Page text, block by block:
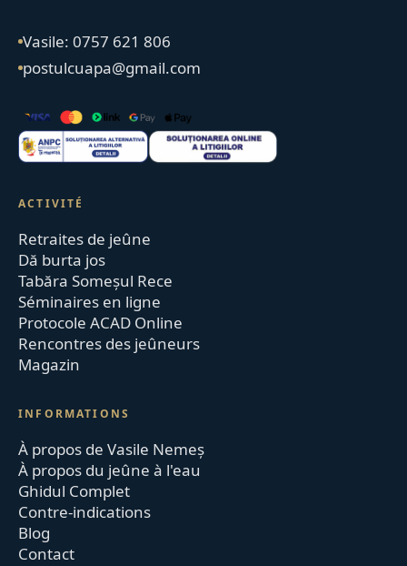
Vasile: 0757 621 806
postulcuapa@gmail.com
ACTIVITÉ
Retraites de jeûne
Dă burta jos
Tabăra Someșul Rece
Séminaires en ligne
Protocole ACAD Online
Rencontres des jeûneurs
Magazin
INFORMATIONS
À propos de Vasile Nemeș
À propos du jeûne à l'eau
Ghidul Complet
Contre-indications
Blog
Contact